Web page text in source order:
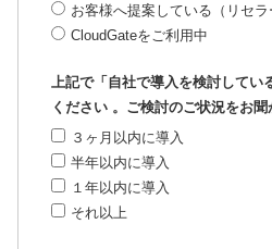
お客様へ提案している（リセラ
CloudGateをご利用中
上記で「自社で導入を検討してい
ください 。ご検討のご状況をお
３ヶ月以内に導入
半年以内に導入
１年以内に導入
それ以上